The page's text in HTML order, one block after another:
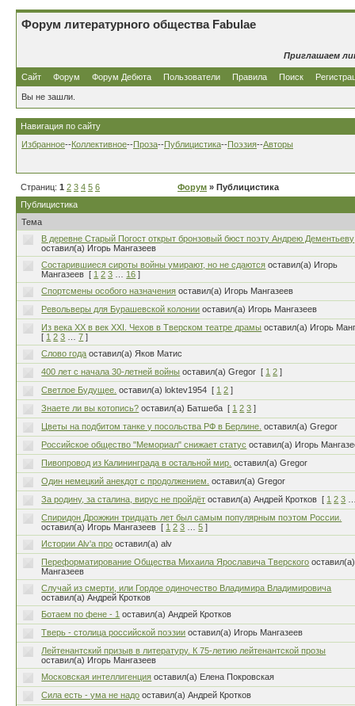
Форум литературного общества Fabulae
Приглашаем
Сайт Форум Форум Дебюта Пользователи Правила Поиск
Вы не зашли.
Навигация по сайту
Избранное--Коллективное--Проза--Публицистика--Поэзия--Авторы
Страниц: 1 2 3 4 5 6 Форум » Публицистика
Публицистика
Тема
В деревне Старый Погост открыт бронзовый бюст поэту Андрею Дементьеву
оставил(а) Игорь Мангазеев
Состарившиеся сироты войны умирают, но не сдаются оставил(а) Игорь
Мангазеев [ 1 2 3 16 ]
Спортсмены особого назначения оставил(а) Игорь Мангазеев
Револьверы для Бурашевской колонии оставил(а) Игорь Мангазеев
Из века ХХ в век ХХI. Чехов в Тверском театре драмы оставил(а) Игорь
[ 1 2 3 …7 ]
Слово года оставил(а) Яков Матис
400 лет с началa 30-летней войны оставил(а) Gregor [ 1 2 ]
Светлое Будущее. оставил(а) loktev1954 [ 1 2 ]
Знаете ли вы котопись? оставил(а) Батшеба [ 1 2 3 ]
Цветы на подбитом танке у посольства РФ в Берлине. оставил(а) Gregor
Российское общество "Мемориал" снижает статус оставил(а) Игорь
Пивопровод из Калининграда в остальной мир. оставил(а) Gregor
Один немецкий анекдот с продолжением.
оставил(а) Gregor
За родину, за сталина, вирус не пройдёт оставил(а) Андрей Кротков [ 1 2 3
Спиридон Дрожжин тридцать лет был самым популярным поэтом России.
оставил(а) Игорь Мангазеев [ 1 2 3 …5 ]
Истории Alv'а про оставил(а) alv
Переформатирование Общества Михаила Ярославича Тверского
Мангазеев
Случай из смерти, или Гордое одиночество Владимира Владимировича
оставил(а) Андрей Кротков
Ботаем по фене - 1 оставил(а) Андрей Кротков
Тверь - столица российской поэзии оставил(а) Игорь Мангазеев
Лейтенантский призыв в литературу. К 75-летию лейтенантской прозы
оставил(а) Игорь Мангазеев
Московская интеллигенция оставил(а) Елена Покровская
Сила есть - ума не надо оставил(а) Андрей Кротков